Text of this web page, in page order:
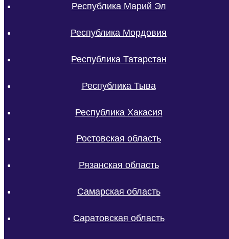
Республика Марий Эл
Республика Мордовия
Республика Татарстан
Республика Тыва
Республика Хакасия
Ростовская область
Рязанская область
Самарская область
Саратовская область